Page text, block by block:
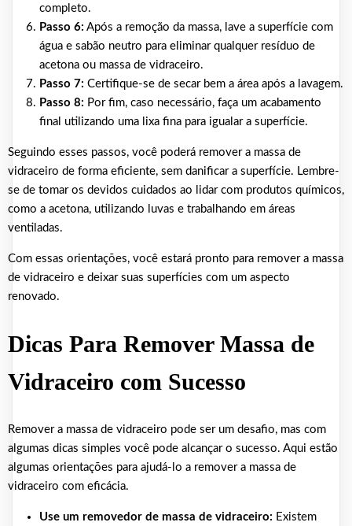
completo.
Passo 6: Após a remoção da massa, lave a superfície com
água e sabão neutro para eliminar qualquer resíduo de
acetona ou massa de vidraceiro.
Passo 7: Certifique-se de secar bem a área após a lavagem.
Passo 8: Por fim, caso necessário, faça um acabamento
final utilizando uma lixa fina para igualar a superfície.
Seguindo esses passos, você poderá remover a massa de
vidraceiro de forma eficiente, sem danificar a superfície. Lembre-
se de tomar os devidos cuidados ao lidar com produtos químicos,
como a acetona, utilizando luvas e trabalhando em áreas
ventiladas.
Com essas orientações, você estará pronto para remover a massa
de vidraceiro e deixar suas superfícies com um aspecto
renovado.
Dicas Para Remover Massa de
Vidraceiro com Sucesso
Remover a massa de vidraceiro pode ser um desafio, mas com
algumas dicas simples você pode alcançar o sucesso. Aqui estão
algumas orientações para ajudá-lo a remover a massa de
vidraceiro com eficácia.
Use um removedor de massa de vidraceiro: Existem